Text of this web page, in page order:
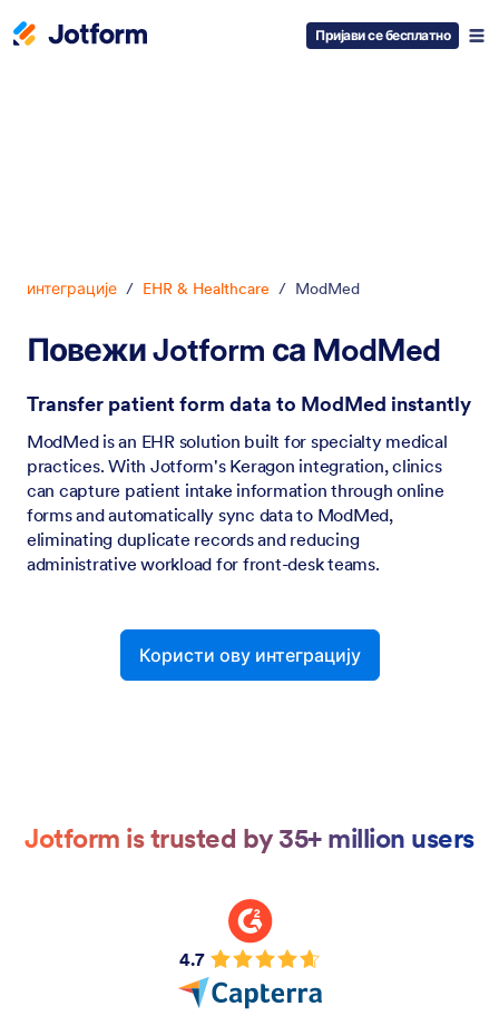
Пријави се бесплатно
интеграције / EHR & Healthcare / ModMed
Повежи Jotform са ModMed
Transfer patient form data to ModMed instantly
ModMed is an EHR solution built for specialty medical
practices. With Jotform's Keragon integration, clinics
can capture patient intake information through online
forms and automatically sync data to ModMed,
eliminating duplicate records and reducing
administrative workload for front-desk teams.
Користи ову интеграцију
Jotform is trusted by 35+ million users
4.7